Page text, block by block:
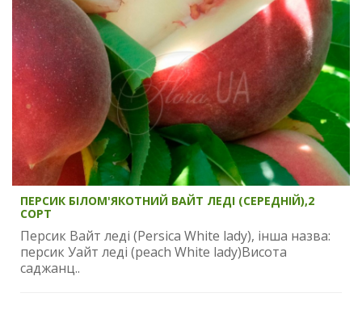
ПЕРСИК БІЛОМ'ЯКОТНИЙ ВАЙТ ЛЕДІ (СЕРЕДНІЙ),2
СОРТ
Персик Вайт леді (Persica White lady), інша назва:
персик Уайт леді (peach White lady)Висота
саджанц..